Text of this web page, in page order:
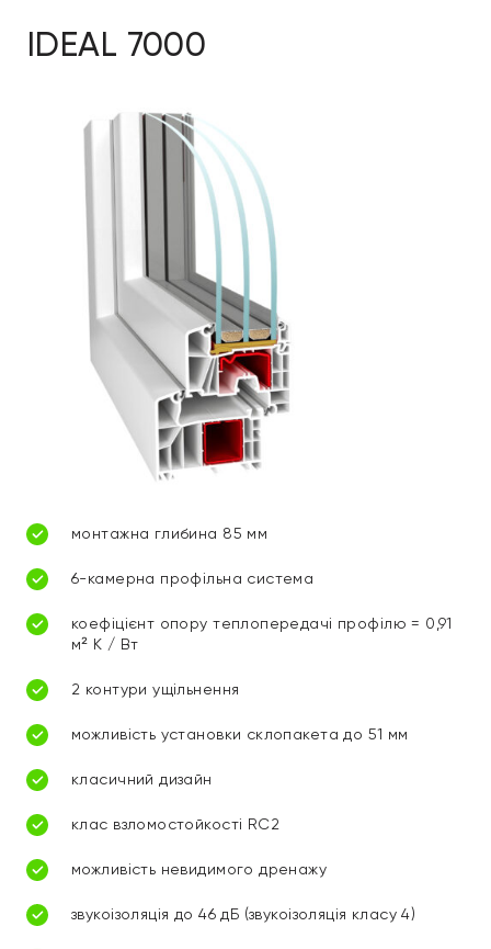
IDEAL 7000
монтажна глибина 85 мм
6-камерна профільна система
коефіцієнт опору теплопередачі профілю = 0,91
м² К / Вт
2 контури ущільнення
можливість установки склопакета до 51 мм
класичний дизайн
клас взломостойкості RC2
можливість невидимого дренажу
звукоізоляція до 46 дБ (звукоізоляція класу 4)